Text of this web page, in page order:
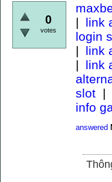
0
votes
| link
login
| link
| link
slot |
info
answered